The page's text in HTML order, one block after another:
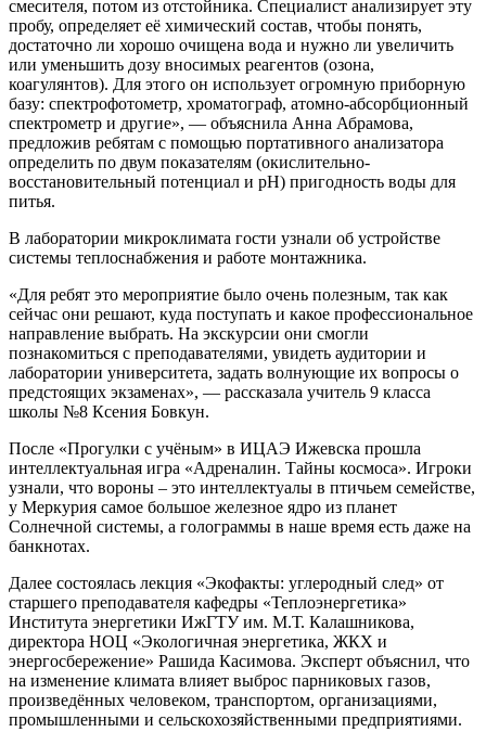
смесителя, потом из отстойника. Специалист анализирует эту
пробу, определяет её химический состав, чтобы понять,
достаточно ли хорошо очищена вода и нужно ли увеличить
или уменьшить дозу вносимых реагентов (озона,
коагулянтов). Для этого он использует огромную приборную
базу: спектрофотометр, хроматограф, атомно-абсорбционный
спектрометр и другие», — объяснила Анна Абрамова,
предложив ребятам с помощью портативного анализатора
определить по двум показателям (окислительно-
восстановительный потенциал и pH) пригодность воды для
питья.
В лаборатории микроклимата гости узнали об устройстве
системы теплоснабжения и работе монтажника.
«Для ребят это мероприятие было очень полезным, так как
сейчас они решают, куда поступать и какое профессиональное
направление выбрать. На экскурсии они смогли
познакомиться с преподавателями, увидеть аудитории и
лаборатории университета, задать волнующие их вопросы о
предстоящих экзаменах», — рассказала учитель 9 класса
школы №8 Ксения Бовкун.
После «Прогулки с учёным» в ИЦАЭ Ижевска прошла
интеллектуальная игра «Адреналин. Тайны космоса». Игроки
узнали, что вороны – это интеллектуалы в птичьем семействе,
у Меркурия самое большое железное ядро из планет
Солнечной системы, а голограммы в наше время есть даже на
банкнотах.
Далее состоялась лекция «Экофакты: углеродный след» от
старшего преподавателя кафедры «Теплоэнергетика»
Института энергетики ИжГТУ им. М.Т. Калашникова,
директора НОЦ «Экологичная энергетика, ЖКХ и
энергосбережение» Рашида Касимова. Эксперт объяснил, что
на изменение климата влияет выброс парниковых газов,
произведённых человеком, транспортом, организациями,
промышленными и сельскохозяйственными предприятиями.